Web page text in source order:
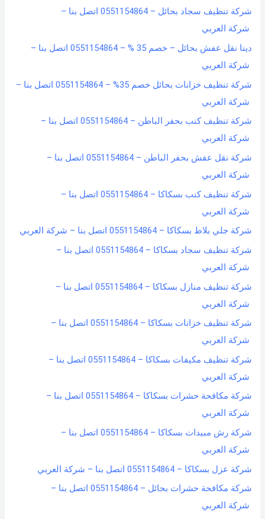
شركة تنظيف سجاد بحائل – 0551154864 اتصل بنا –
شركة العربي
دينا نقل عفش بحائل – خصم 35 % – 0551154864 اتصل بنا –
شركة العربي
شركة تنظيف خزانات بحائل خصم 35% – 0551154864 اتصل بنا –
شركة العربي
شركة تنظيف كنب بحفر الباطن – 0551154864 اتصل بنا –
شركة العربي
شركة نقل عفش بحفر الباطن – 0551154864 اتصل بنا –
شركة العربي
شركة تنظيف كنب بسكاكا – 0551154864 اتصل بنا –
شركة العربي
شركة جلي بلاط بسكاكا – 0551154864 اتصل بنا – شركة العربي
شركة تنظيف سجاد بسكاكا – 0551154864 اتصل بنا –
شركة العربي
شركة تنظيف منازل بسكاكا – 0551154864 اتصل بنا –
شركة العربي
شركة تنظيف خزانات بسكاكا – 0551154864 اتصل بنا –
شركة العربي
شركة تنظيف مكيفات بسكاكا – 0551154864 اتصل بنا –
شركة العربي
شركة مكافحة حشرات بسكاكا – 0551154864 اتصل بنا –
شركة العربي
شركة رش مبيدات بسكاكا – 0551154864 اتصل بنا –
شركة العربي
شركة عزل بسكاكا – 0551154864 اتصل بنا – شركة العربي
شركة مكافحة حشرات بحائل – 0551154864 اتصل بنا –
شركة العربي